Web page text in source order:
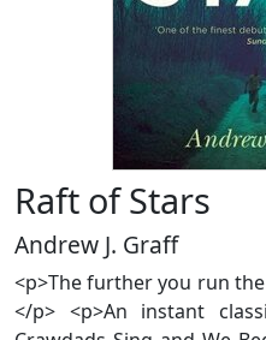
Raft of Stars
Andrew J. Graff
<p>The further you run
</p> <p>An instant